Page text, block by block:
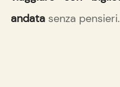
andata senza pensieri.